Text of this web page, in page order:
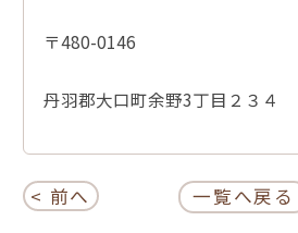
〒480-0146
丹羽郡大口町余野3丁目２３４
< 前へ 一覧へ戻る